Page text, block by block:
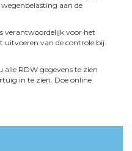
aan de
verantwoordelijk voor het
uitvoeren van de controle bij
alle RDW gegevens te zien
in te zien. Doe online